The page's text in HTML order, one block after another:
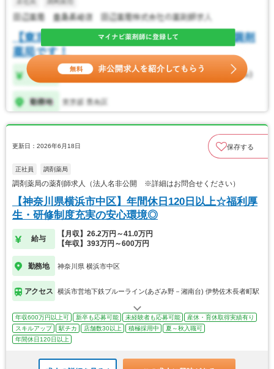
更新日：2026年6月18日 保存する
正社員 調剤薬局
調剤薬局の薬剤師求人（法人名非公開 ※詳細はお問合せください）
【神奈川県横浜市中区】年間休日120日以上☆福利厚
生・研修制度充実の安心環境◎
給与
【月収】26.2万円～41.0万円
【年収】393万円～600万円
勤務地 神奈川県 横浜市中区
アクセス 横浜市営地下鉄ブルーライン(あざみ野－湘南台) 伊勢佐木長者町駅
年収600万円以上可 新卒も応募可能 未経験者も応募可能
産休・育休取得実績有り
スキルアップ
駅チカ 店舗数30以上 積極採用中
夏～秋入職可
年間休日120日以上